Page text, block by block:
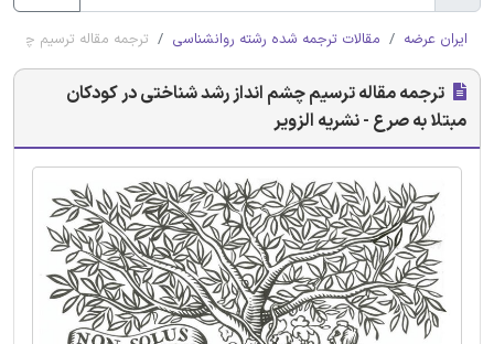
ایران عرضه مقالات ترجمه شده رشته روانشناسی ترجمه مقاله ترسیم چشم
ترجمه مقاله ترسیم چشم انداز رشد شناختی در کودکان
مبتلا به صرع - نشریه الزویر